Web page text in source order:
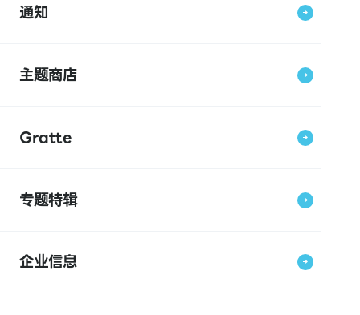
通知
主题商店
Gratte
专题特辑
企业信息